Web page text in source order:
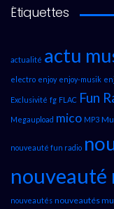
Étiquettes
actualité actu
electro enjoy enjoy-musik
Exclusivité fg FLAC Fun
Megaupload mico MP3
nouveauté fun radio
nouveauté
nouveautés nouveautés